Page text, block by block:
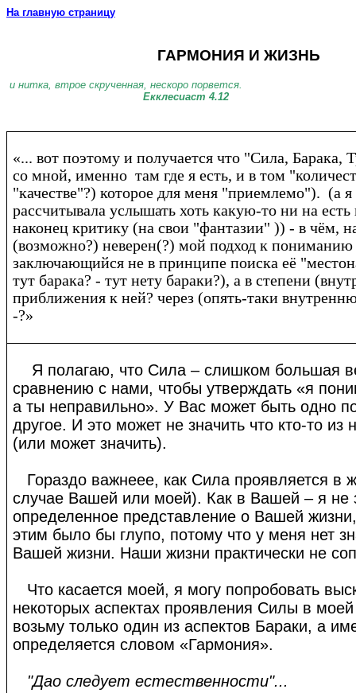
На главную страницу
ГАРМОНИЯ И ЖИЗНЬ
и нитка, втрое скрученная, нескоро порвется.
Екклесиаст 4.12
«... вот поэтому и получается что "Сила, Барака,
со мной, именно там где я есть, и в том
"качестве"?) которое для меня "приемлемо"). (а я
рассчитывала услышать хоть какую-то ни на
наконец критику (на свои "фантазии" )) - в чём,
(возможно?) неверен(?) мой подход к пониманию
заключающийся не в принципе поиска её
тут барака? - тут нету бараки?), а в степени
приближения к ней? через (опять-таки
-?»
Я полагаю, что Сила – слишком большая
сравнению с нами, чтобы утверждать «я
а ты неправильно». У Вас может быть одно
другое. И это может не значить что кто-то из
(или может значить).
Гораздо важнеее, как Сила проявляется в
случае Вашей или моей). Как в Вашей – я не
определенное представление о Вашей
этим было бы глупо, потому что у меня нет
Вашей жизни. Наши жизни практически не
Что касается моей, я могу попробовать
некоторых аспектах проявления Силы в
возьму только один из аспектов Бараки, а
определяется словом «Гармония».
"Дао следует естественности"...